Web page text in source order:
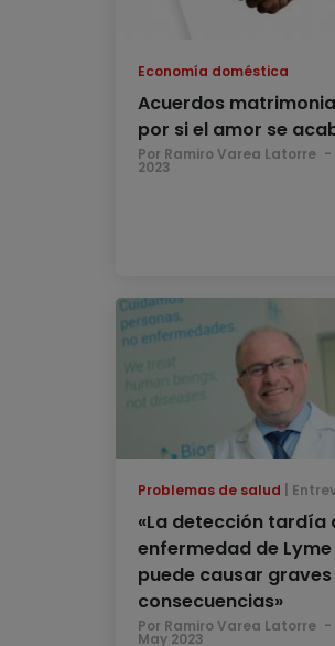
Economía doméstica
Acuerdos
por si el amor se
Por Ramiro Varea Latorre
2023
Problemas de salud
«La detección tardía
enfermedad de Lyme
puede causar graves
consecuencias»
Por Ramiro Varea Latorre
May 2023